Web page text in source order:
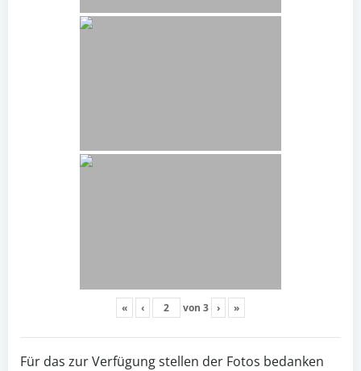
« ‹ von 3 › »
Für das zur Verfügung stellen der Fotos bedanken